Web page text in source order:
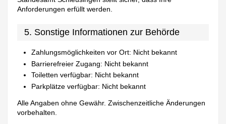
Anforderungen erfüllt werden.
5. Sonstige Informationen zur Behörde
Zahlungsmöglichkeiten vor Ort: Nicht bekannt
Barrierefreier Zugang: Nicht bekannt
Toiletten verfügbar: Nicht bekannt
Parkplätze verfügbar: Nicht bekannt
Alle Angaben ohne Gewähr. Zwischenzeitliche Änderungen
vorbehalten.